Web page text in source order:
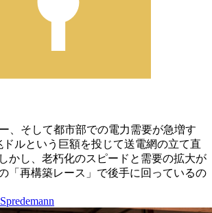
、そして都市部での電力需要が急増す
ドルという巨額を投じて送電網の立て直
かし、老朽化のスピードと需要の拡大が
「再構築レース」で後手に回っているの